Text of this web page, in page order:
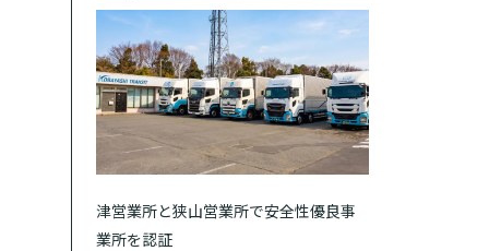
津営業所と狭山営業所で安全性優良事
業所を認証